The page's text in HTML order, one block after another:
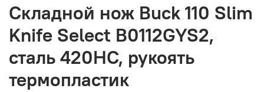
Складной нож Buck 110 Slim
Knife Select B0112GYS2,
сталь 420HC, рукоять
термопластик